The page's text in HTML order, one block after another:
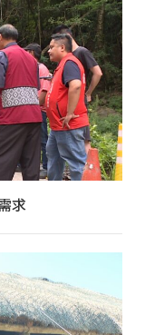
求